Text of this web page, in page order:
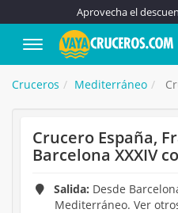
Aprovecha el
Cruceros Mediterráneo
Crucero España,
Barcelona XXXIV
Salida: Desde
Mediterráneo. Ver